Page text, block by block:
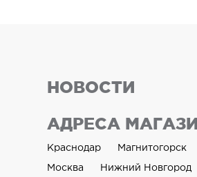
НОВОСТИ
АДРЕСА
Краснодар Магнитогорск
Москва Нижний Новгород